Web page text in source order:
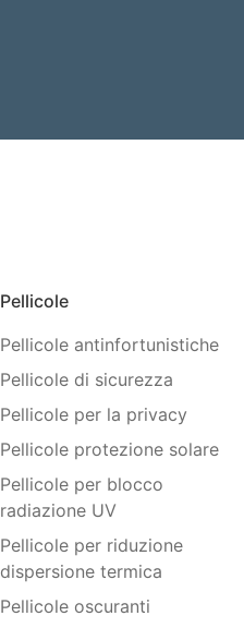
Pellicole
Pellicole antinfortunistiche
Pellicole di sicurezza
Pellicole per la privacy
Pellicole protezione solare
Pellicole per blocco
radiazione UV
Pellicole per riduzione
dispersione termica
Pellicole oscuranti